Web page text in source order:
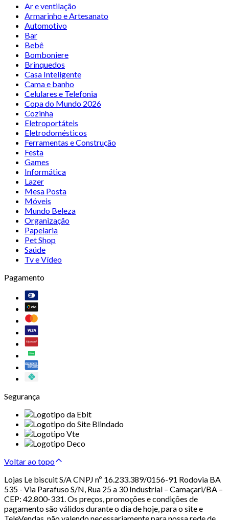
Ar e ventilação
Armarinho e Artesanato
Automotivo
Bar
Bebê
Bomboniere
Brinquedos
Casa Inteligente
Cama e banho
Celulares e Telefonia
Copa do Mundo 2026
Cozinha
Eletroportáteis
Eletrodomésticos
Ferramentas e Construção
Festa
Games
Informática
Lazer
Mesa Posta
Móveis
Mundo Beleza
Organização
Papelaria
Pet Shop
Saúde
Tv e Vídeo
Pagamento
Segurança
Voltar ao topo
Lojas Le biscuit S/A CNPJ nº 16.233.389/0156-91 Rodovia BA
535 - Via Parafuso S/N, Rua 25 a 30 Industrial – Camaçari/BA –
CEP: 42.800-331. Os preços, promoções e condições de
pagamento são válidos durante o dia de hoje, para o site e